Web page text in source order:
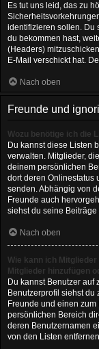
Es tut uns leid, das zu
identifizieren sollen. Du
du bekommen hast,
(Headers)
E-Mail verschickt hat.
Nach oben
Freunde und
Wozu benötige ich die
Du kannst diese Listen
verwalten. Mitglieder,
deinem persönlichen
dort deren Onlinestatus
senden. Abhängig von
Freunde auch
siehst du seine
Nach oben
Wie kann ich
Mitglieder hinzufügen
Du kannst Benutzer auf
Benutzerprofil siehst
Freunde und einen
persönlichen Bereich
deren Benutzernamen
von den Listen